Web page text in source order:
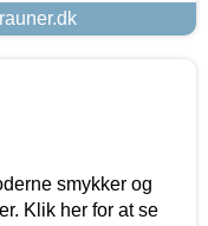
smykker og
Klik her for at se